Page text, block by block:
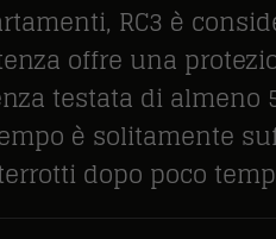
RC3 è
offre una
testata di almeno
è solitamente
dopo poco